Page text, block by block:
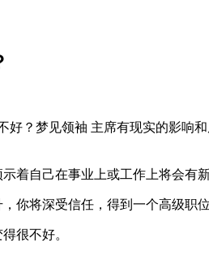
好？梦见领袖 主席有现实的影响
自己在事业上或工作上将会有新
将深受信任，得到一个高级职位
很不好。